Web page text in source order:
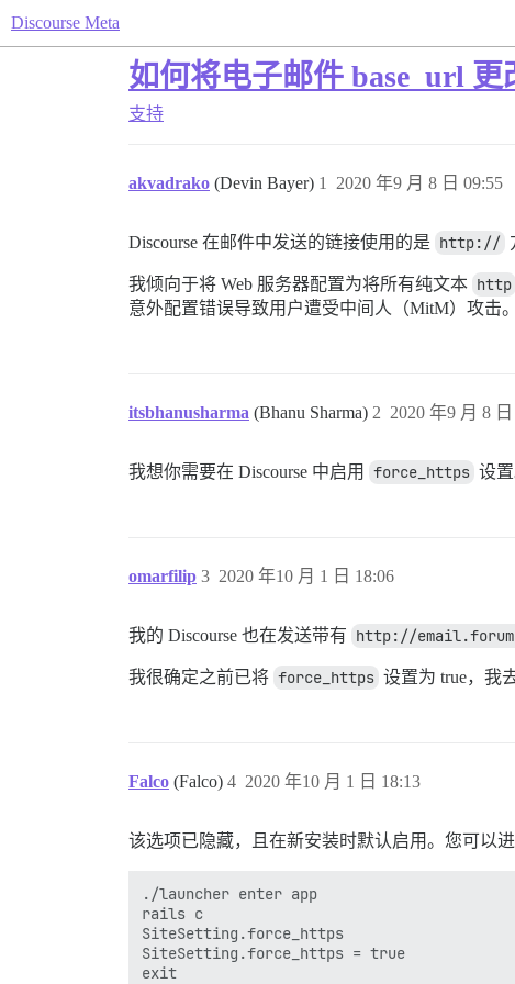
Discourse Meta
如何将电子邮件 base_url 更
支持
akvadrako (Devin Bayer) 2020 年9 月 8 日 09:55
1
Discourse 在邮件中发送的链接使用的是 http://
我倾向于将 Web 服务器配置为将所有纯文本 http
意外配置错误导致用户遭受中间人（MitM）攻击
itsbhanusharma (Bhanu Sharma) 2020 年9 月 8 日
2
我想你需要在 Discourse 中启用 force_https 设置
omarfilip 2020 年10 月 1 日 18:06
3
我的 Discourse 也在发送带有 http://
我很确定之前已将 force_https 设置为 true，我
Falco (Falco) 2020 年10 月 1 日 18:13
4
该选项已隐藏，且在新安装时默认启用。您可以进
./launcher enter app
rails c
SiteSetting.force_https
SiteSetting.force_https = true
exit